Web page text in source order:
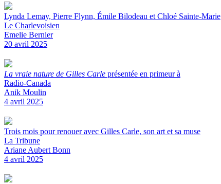
Lynda Lemay, Pierre Flynn, Émile Bilodeau et Chloé Sainte-Marie
Le Charlevoisien
Emelie Bernier
20 avril 2025
La vraie nature de Gilles Carle présentée en primeur à
Radio-Canada
Anik Moulin
4 avril 2025
Trois mois pour renouer avec Gilles Carle, son art et sa muse
La Tribune
Ariane Aubert Bonn
4 avril 2025